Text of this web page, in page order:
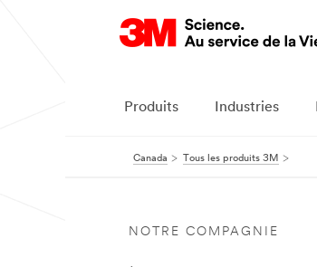
Produits Industries
Canada Tous les produits 3M
NOTRE COMPAGNIE